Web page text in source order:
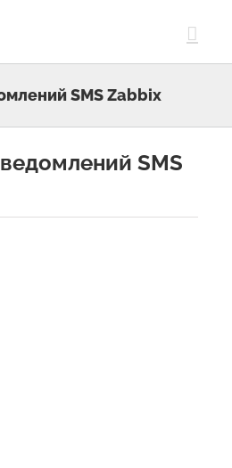
SMS Zabbix
SMS